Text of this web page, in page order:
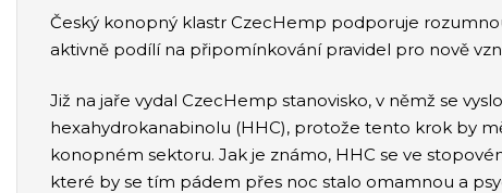
Český konopný klastr CzecHemp podporuje
aktivně podílí na připomínkování pravidel pro nově
Již na jaře vydal CzecHemp stanovisko, v němž se
hexahydrokanabinolu (HHC), protože tento krok by
konopném sektoru. Jak je známo, HHC se ve
které by se tím pádem přes noc stalo omamnou a